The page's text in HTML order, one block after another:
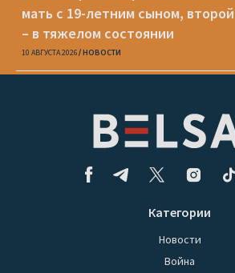
мать с 19-летним сыном, второй
– в тяжелом состоянии
10 АВГУСТА 2026 НОВОСТИ
Категории
Новости
Война